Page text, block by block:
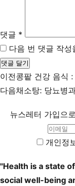
댓글 *
다음 번 댓글 작
이전콩팥 건강 음식
다음채소탕: 당뇨병
뉴스레터 가입으
개인정
"Health is a state
social well-being